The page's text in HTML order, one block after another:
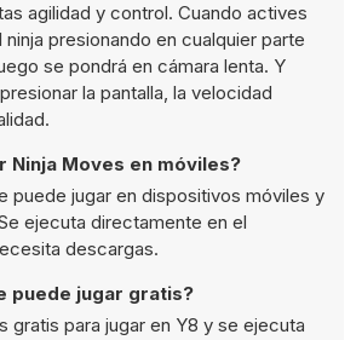
agilidad y control. Cuando actives
presionando en cualquier parte
se pondrá en cámara lenta. Y
la pantalla, la velocidad
Ninja Moves en móviles?
puede jugar en dispositivos móviles y
ejecuta directamente en el
descargas.
puede jugar gratis?
gratis para jugar en Y8 y se ejecuta